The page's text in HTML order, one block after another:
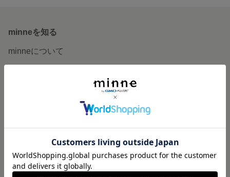
minneを知る
minneについて
作品販売について